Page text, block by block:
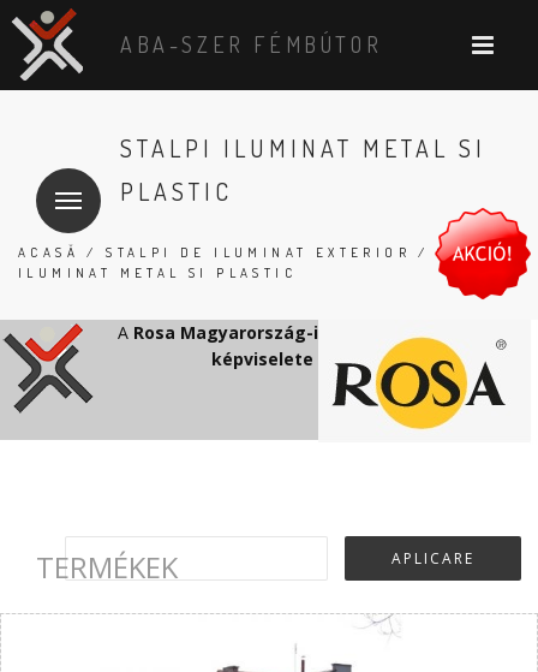
ABA-SZER FÉMBÚTOR
STALPI ILUMINAT METAL SI
PLASTIC
ACASĂ /STALPI DE ILUMINAT EXTERIOR/ STALPI
ILUMINAT METAL SI PLASTIC
A Rosa Magyarország-i
képviselete
TERMÉKEK